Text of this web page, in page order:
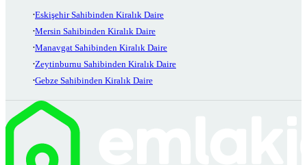
Eskişehir Sahibinden Kiralık Daire
Mersin Sahibinden Kiralık Daire
Manavgat Sahibinden Kiralık Daire
Zeytinburnu Sahibinden Kiralık Daire
Gebze Sahibinden Kiralık Daire